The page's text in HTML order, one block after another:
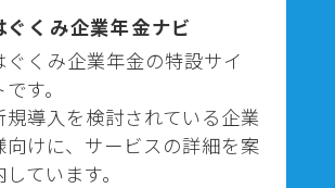
ぐくみ企業年金ナビ
ぐくみ企業年金の特設サイ
です。
規導入を検討されている企業
向けに、サービスの詳細を案
しています。